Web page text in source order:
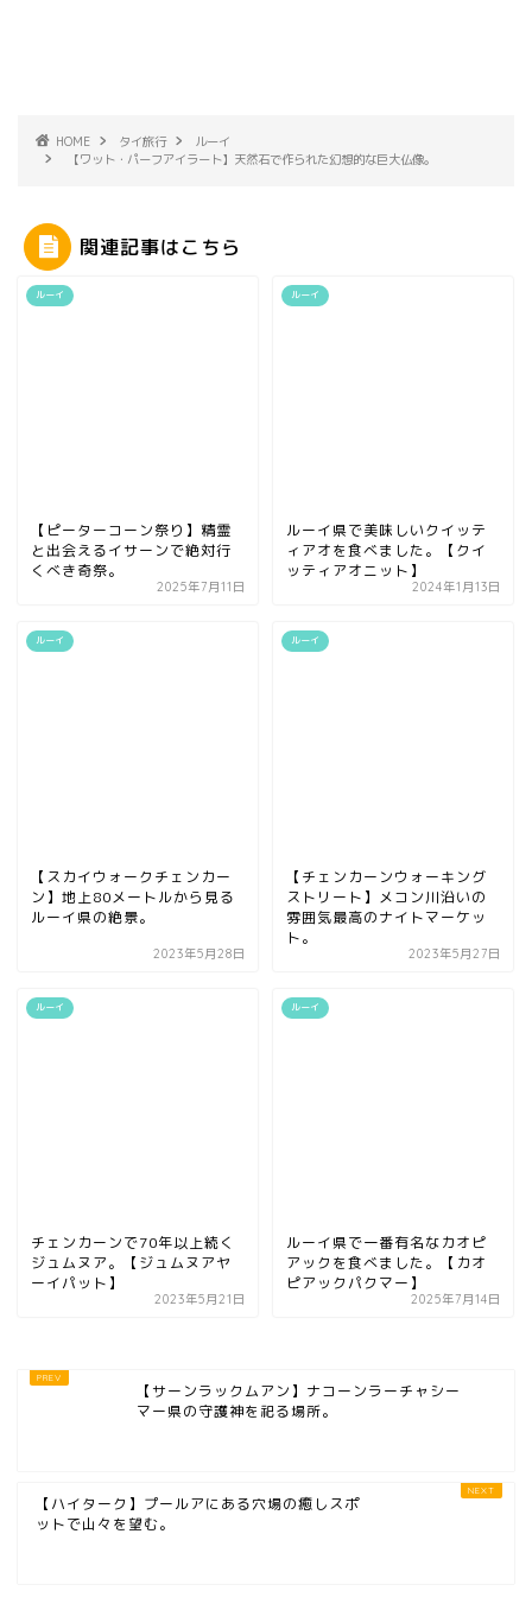
HOME タイ旅行
ルーイ
【ワット・パーフアイラート】天然石で作られた幻想的な巨大仏像。
関連記事はこちら
ルーイ
【ピーターコーン祭り】精霊
と出会えるイサーンで絶対行
くべき奇祭。
2025年7月11日
ルーイ
ルーイ県で美味しいクイッテ
ィアオを食べました。【クイ
ッティアオニット】
2024年1月13日
ルーイ
【スカイウォークチェンカー
ン】地上80メートルから見る
ルーイ県の絶景。
2023年5月28日
ルーイ
【チェンカーンウォーキング
ストリート】メコン川沿いの
雰囲気最高のナイトマーケッ
ト。
2023年5月27日
ルーイ
チェンカーンで70年以上続く
ジュムヌア。【ジュムヌアヤ
ーイパット】
2023年5月21日
ルーイ
ルーイ県で一番有名なカオピ
アックを食べました。【カオ
ピアックパクマー】
2025年7月14日
【サーンラックムアン】ナコーンラーチャシー
マー県の守護神を祀る場所。
【ハイターク】プールアにある穴場の癒しスポ
ットで山々を望む。